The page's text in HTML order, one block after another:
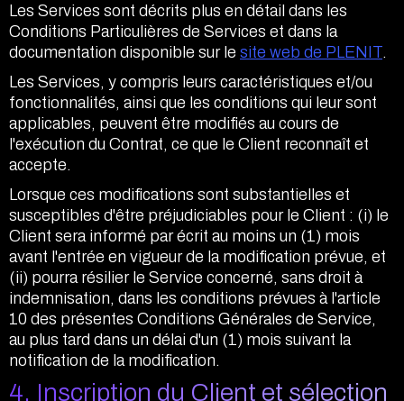
Les Services sont décrits plus en détail dans les
Conditions Particulières de Services et dans la
documentation disponible sur le site web de PLENIT.
Les Services, y compris leurs caractéristiques et/ou
fonctionnalités, ainsi que les conditions qui leur sont
applicables, peuvent être modifiés au cours de
l'exécution du Contrat, ce que le Client reconnaît et
accepte.
Lorsque ces modifications sont substantielles et
susceptibles d'être préjudiciables pour le Client : (i) le
Client sera informé par écrit au moins un (1) mois
avant l'entrée en vigueur de la modification prévue, et
(ii) pourra résilier le Service concerné, sans droit à
indemnisation, dans les conditions prévues à l'article
10 des présentes Conditions Générales de Service,
au plus tard dans un délai d'un (1) mois suivant la
notification de la modification.
4. Inscription du Client et sélection